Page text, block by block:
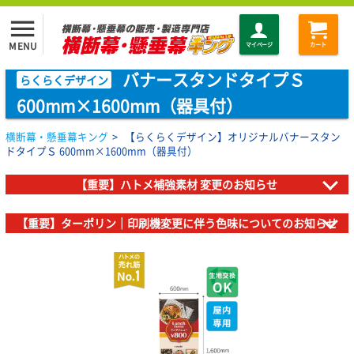
menu
MENU マイページ カート
らくらくデザイン
バナースタンドタイプＳ
600mm×1600mm（器具付）
横断幕・懸垂幕キング >
【らくらくデザイン】オリジナルバナースタン
ドタイプＳ 600mm×1600mm（器具付）
【重要】ハトメ補強素材 変更のお知らせ
【重要】ターポリン｜印刷機変更に伴う色味についてのお知らせ